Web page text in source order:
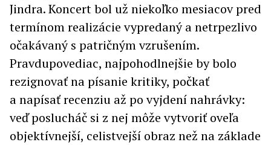
Jindra. Koncert bol už niekoľko mesiacov pred
termínom realizácie vypredaný a netrpezlivo
očakávaný s patričným vzrušením.
Pravdupovediac, najpohodlnejšie by bolo
rezignovať na písanie kritiky, počkať
a napísať recenziu až po vyjdení nahrávky:
veď poslucháč si z nej môže vytvoriť oveľa
objektívnejší, celistvejší obraz než na základe